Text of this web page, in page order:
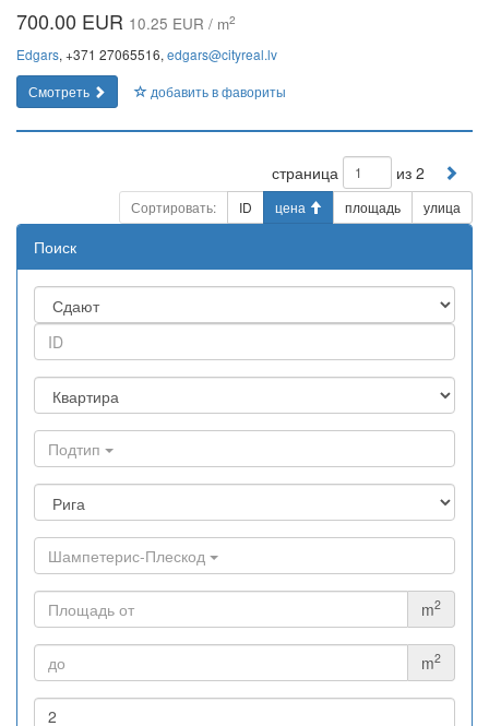
700.00 EUR 10.25 EUR / m2
Edgars, +371 27065516, edgars@cityreal.lv
Смотреть
добавить в фавориты
страница из 2
Сортировать: ID цена площадь улица
Поиск
Подтип
Шампетерис-Плескод
m2
m2